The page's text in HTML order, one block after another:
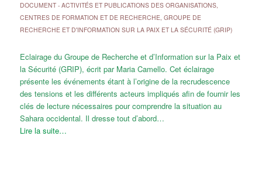
DOCUMENT- ACTIVITÉS ET PUBLICATIONS DES ORGANISATIONS,
CENTRES DE FORMATION ET DE RECHERCHE, GROUPE DE
RECHERCHE ET D'INFORMATION SUR LA PAIX ET LA SÉCURITÉ (GRIP)
Eclairage du Groupe de Recherche et d’Information sur la Paix et
la Sécurité (GRIP), écrit par Maria Camello. Cet éclairage
présente les événements étant à l’origine de la recrudescence
des tensions et les différents acteurs impliqués afin de fournir les
clés de lecture nécessaires pour comprendre la situation au
Sahara occidental. Il dresse tout d’abord…
Lire la suite…